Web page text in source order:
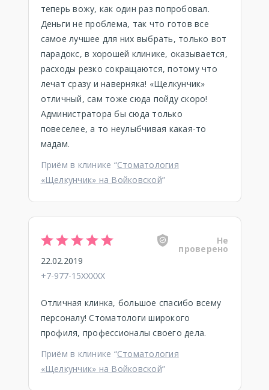
теперь вожу, как один раз попробовал.
Деньги не проблема, так что готов все
самое лучшее для них выбрать, только вот
парадокс, в хорошей клинике, оказывается,
расходы резко сокращаются, потому что
лечат сразу и наверняка! «Щелкунчик»
отличный, сам тоже сюда пойду скоро!
Администратора бы сюда только
повеселее, а то неулыбчивая какая-то
мадам.
Приём в клинике “Стоматология
«Щелкунчик» на Войковской”
Не
проверено
22.02.2019
+7-977-15XXXXX
Отличная клинка, большое спасибо всему
персоналу! Стоматологи широкого
профиля, профессионалы своего дела.
Приём в клинике “Стоматология
«Щелкунчик» на Войковской”